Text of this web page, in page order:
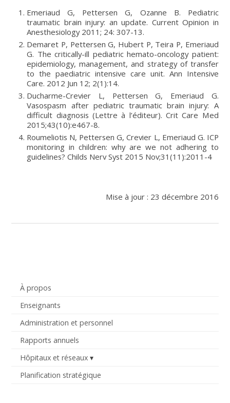
À propos
Enseignants
Administration et personnel
Rapports annuels
Hôpitaux et réseaux
Planification stratégique
Emeriaud G, Pettersen G, Ozanne B. Pediatric
traumatic brain injury: an update. Current Opinion in
Anesthesiology 2011; 24: 307-13.
Demaret P, Pettersen G, Hubert P, Teira P, Emeriaud
G. The critically-ill pediatric hemato-oncology patient:
epidemiology, management, and strategy of transfer
to the paediatric intensive care unit. Ann Intensive
Care. 2012 Jun 12; 2(1):14.
Ducharme-Crevier L, Pettersen G, Emeriaud G.
Vasospasm after pediatric traumatic brain injury: A
difficult diagnosis (Lettre à l’éditeur). Crit Care Med
2015;43(10):e467-8.
Roumeliotis N, Pettersen G, Crevier L, Emeriaud G. ICP
monitoring in children: why are we not adhering to
guidelines? Childs Nerv Syst 2015 Nov;31(11):2011-4
Mise à jour : 23 décembre 2016